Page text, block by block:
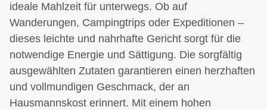
ideale Mahlzeit für unterwegs. Ob auf
Wanderungen, Campingtrips oder Expeditionen –
dieses leichte und nahrhafte Gericht sorgt für die
notwendige Energie und Sättigung. Die sorgfältig
ausgewählten Zutaten garantieren einen herzhaften
und vollmundigen Geschmack, der an
Hausmannskost erinnert. Mit einem hohen